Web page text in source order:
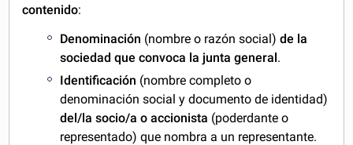
contenido:
Denominación (nombre o razón social)de la
sociedad que convoca la junta general.
Identificación (nombre completo o
denominación social y documento de identidad)
del/la socio/a o accionista (poderdante o
representado) que nombra a un representante.